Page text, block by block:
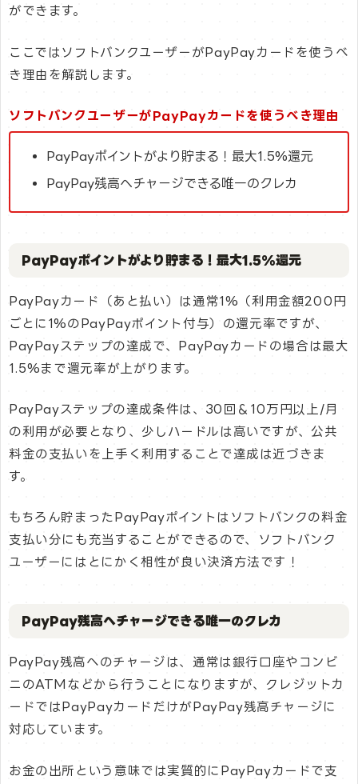
ができます。
ここではソフトバンクユーザーがPayPayカードを使うべ
き理由を解説します。
ソフトバンクユーザーがPayPayカードを使うべき理由
PayPayポイントがより貯まる！最大1.5%還元
PayPay残高へチャージできる唯一のクレカ
PayPayポイントがより貯まる！最大1.5%還元
PayPayカード（あと払い）は通常1%（利用金額200円
ごとに1%のPayPayポイント付与）の還元率ですが、
PayPayステップの達成で、PayPayカードの場合は最大
1.5%まで還元率が上がります。
PayPayステップの達成条件は、30回＆10万円以上/月
の利用が必要となり、少しハードルは高いですが、公共
料金の支払いを上手く利用することで達成は近づきま
す。
もちろん貯まったPayPayポイントはソフトバンクの料金
支払い分にも充当することができるので、ソフトバンク
ユーザーにはとにかく相性が良い決済方法です！
PayPay残高へチャージできる唯一のクレカ
PayPay残高へのチャージは、通常は銀行口座やコンビ
ニのATMなどから行うことになりますが、クレジットカ
ードではPayPayカードだけがPayPay残高チャージに
対応しています。
お金の出所という意味では実質的にPayPayカードで支